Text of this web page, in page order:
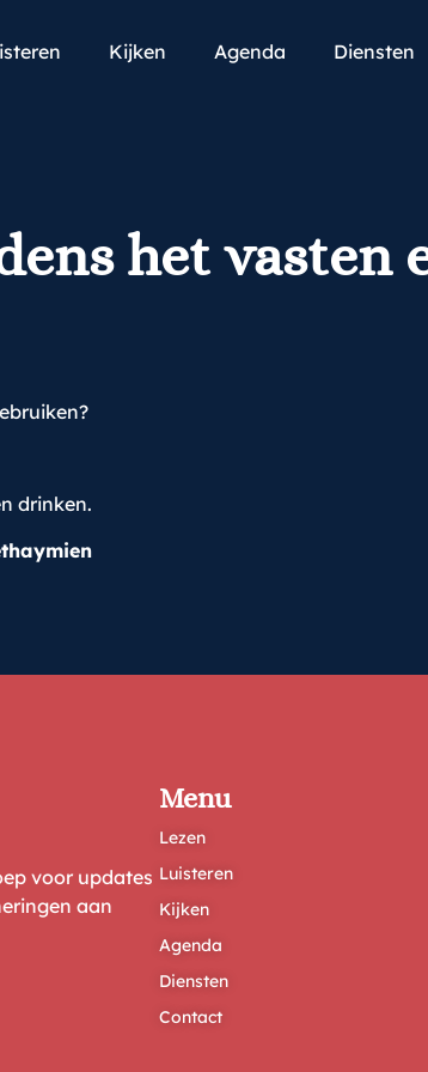
Kijken Agenda Diensten
het vasten
drinken.
voor updates
aan
Menu
Lezen
Luisteren
Kijken
Agenda
Diensten
Contact